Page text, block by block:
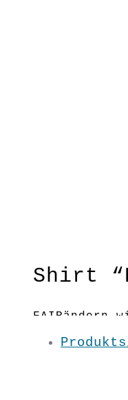
Shirt
FAIRändern
uns gefällt!
Frauen, die